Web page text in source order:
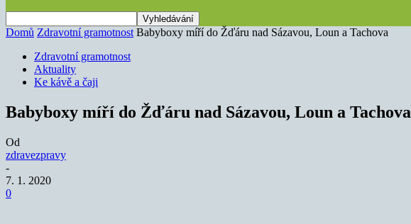
Domů Zdravotní gramotnost Babyboxy míří do Žďáru nad Sázavou, Loun a Tachova
Zdravotní gramotnost
Aktuality
Ke kávě a čaji
Babyboxy míří do Žďáru nad Sázavou, Loun a Tachova
Od
zdravezpravy
-
7. 1. 2020
0